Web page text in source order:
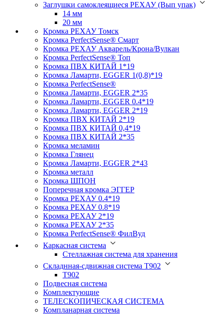
Заглушки самоклеящиеся РЕХАУ (Вып упак)
14 мм
20 мм
Кромка PЕХАУ Томск
Кромка PerfectSense® Смарт
Кромка PЕХАУ Акварель/Крона/Вулкан
Кромка PerfectSense® Топ
Кромка ПВХ КИТАЙ 1*19
Кромка Ламарти, EGGER 1(0,8)*19
Кромка PerfectSense®
Кромка Ламарти, EGGER 2*35
Кромка Ламарти, EGGER 0.4*19
Кромка Ламарти, EGGER 2*19
Кромка ПВХ КИТАЙ 2*19
Кромка ПВХ КИТАЙ 0,4*19
Кромка ПВХ КИТАЙ 2*35
Кромка меламин
Кромка Глянец
Кромка Ламарти, EGGER 2*43
Кромка металл
Кромка ШПОН
Поперечная кромка ЭГГЕР
Кромка PЕХАУ 0.4*19
Кромка PЕХАУ 0.8*19
Кромка PЕХАУ 2*19
Кромка PЕХАУ 2*35
Кромка PerfectSense® ФилВуд
Каркасная система
Стеллажная система для хранения
Складнная-сдвижная система Т902
T902
Подвесная система
Комплектующие
ТЕЛЕСКОПИЧЕСКАЯ СИСТЕМА
Компланарная система